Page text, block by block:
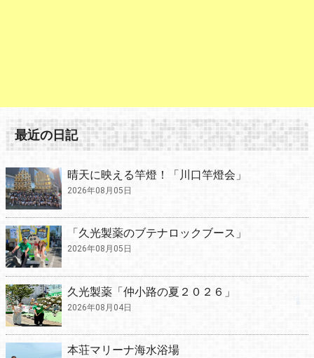
最近の日記
晴天に映える竿燈！「川口竿燈会」
2026年08月05日
「久光製薬のブテナロックブース」
2026年08月05日
久光製薬「仲小路の夏２０２６」
2026年08月04日
本荘マリーナ海水浴場